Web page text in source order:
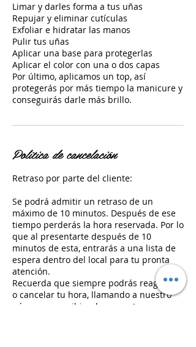
Limar y darles forma a tus uñas
Repujar y eliminar cutículas
Exfoliar e hidratar las manos
Pulir tus uñas
Aplicar una base para protegerlas
Aplicar el color con una o dos capas
Por último, aplicamos un top, así
protegerás por más tiempo la manicure y
Política de cancelación
Retraso por parte del cliente:
Se podrá admitir un retraso de un
máximo de 10 minutos. Después de ese
tiempo perderás la hora reservada. Por lo
que al presentarte después de 10
minutos de esta, entrarás a una lista de
espera dentro del local para tu pronta
atención.
Recuerda que siempre podrás reagendar
o cancelar tu hora, llamando a nuestro
número o escribiendo a nuestro